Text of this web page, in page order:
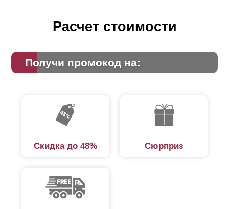
внахлест. На фото, размещенном ниже, вы увидите,
Расчет стоимости
Получи промокод на:
Скидка до 48% Сюрприз